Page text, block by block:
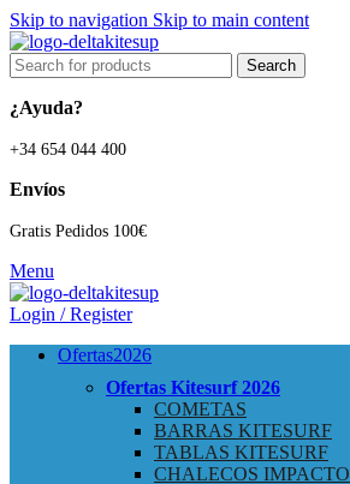
Skip to navigation Skip to main content
Search
¿Ayuda?
+34 654 044 400
Envíos
Gratis Pedidos 100€
Menu
Login / Register
Ofertas2026
Ofertas Kitesurf2026
COMETAS
BARRAS KITESURF
TABLAS KITESURF
CHALECOS IMPACTO